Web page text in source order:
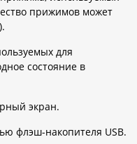
прижимов может
для
состояние в
экран.
флэш-накопителя USB.